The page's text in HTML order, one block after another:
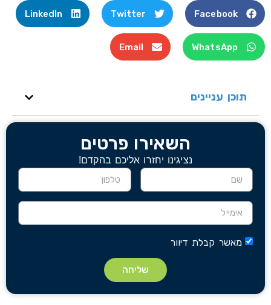
Facebook
Twitter
LinkedIn
WhatsApp
Email
תוכן עניינים
השאירו פרטים
נציגינו יחזרו אליכם בהקדם!
מאשר קבלת דיוור
שליחה